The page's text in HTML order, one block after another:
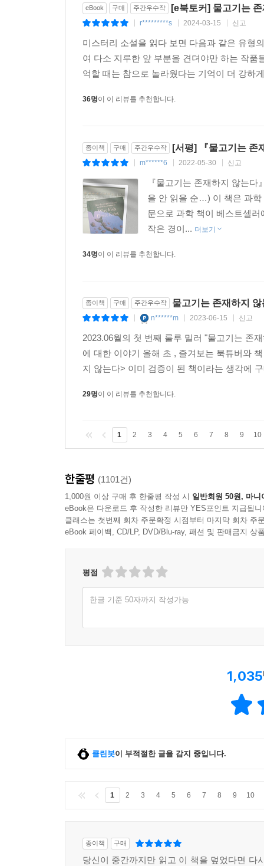
eBook 구매 주간우수작 [e북토커] 물고기는
r*********s 2024-03-15 신고
미스터리 소설을 읽다 보면 다음과 같은 유형
여 다소 지루한 앞 부분을 견뎌야만 하는 작
억할 때는 참으로 놀라웠다는 기억이 더 강하
36명이 이 리뷰를 추천합니다.
종이책 구매 주간우수작 [서평] 『물고기는 존
m******6 2022-05-30 신고
『물고기는 존재하지 않는
을 안 읽을 순…) 이 책은 과학
문으로 과학 책이 베스트셀
작은 경이... 더보기
34명이 이 리뷰를 추천합니다.
종이책 구매 주간우수작 물고기는 존재하지
n******m 2023-06-15 신고
2023.06월의 첫 번째 룰루 밀러 "물고기는
에 대한 이야기 올해 초 , 즐겨보는 북튜버와
지 않는다> 이미 검증이 된 책이라는 생각에
29명이 이 리뷰를 추천합니다.
1 2 3 4 5 6 7 8 9 10
한줄평 (1101건)
1,000원 이상 구매 후 한줄평 작성 시 일반회원 50원, 마니
eBook은 다운로드 후 작성한 리뷰만 YES포인트 지급됩니
클래스는 첫번째 회차 주문확정 시점부터 마지막 회차 주
eBook 페이백, CD/LP, DVD/Blu-ray, 패션 및 판매금지 상
평점
한글 기준 50자까지 작성가능
1,035
클린봇이 부적절한 글을 감지 중입니다.
1 2 3 4 5 6 7 8 9 10
종이책 구매
당신이 중간까지만 읽고 이 책을 덮었다면 다